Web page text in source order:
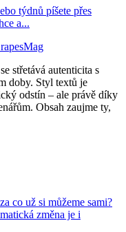
týdnů píšete přes
a...
střetává autenticita s
doby. Styl textů je
odstín – ale právě díky
Obsah zaujme ty,
co už si můžeme sami?
změna je i